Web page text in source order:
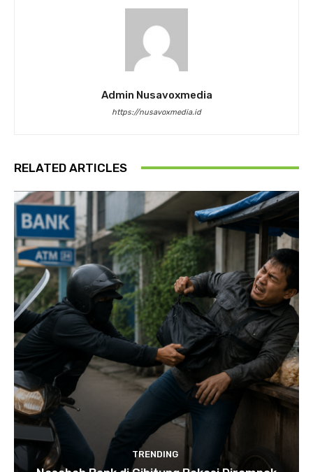
Admin Nusavoxmedia
https://nusavoxmedia.id
RELATED ARTICLES
TRENDING